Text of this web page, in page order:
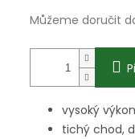
Můžeme doručit
vysoký
tichý chod,